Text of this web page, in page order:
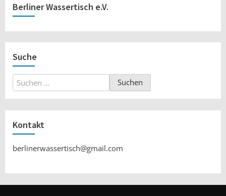
Berliner Wassertisch e.V.
Suche
Suchen
nach:
Kontakt
berlinerwassertisch@gmail.com